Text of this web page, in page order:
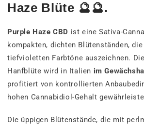
Haze Blüte 🔮🔮.
Purple Haze CBD ist eine Sativa-
kompakten, dichten Blütenständen,
tiefvioletten Farbtöne auszeichnen.
Hanfblüte wird in Italien im
profitiert von kontrollierten
hohen Cannabidiol-Gehalt
Die üppigen Blütenstände, die mit